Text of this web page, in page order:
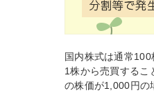
国内株式は通常
1株から売買するこ
の株価が1,000円の